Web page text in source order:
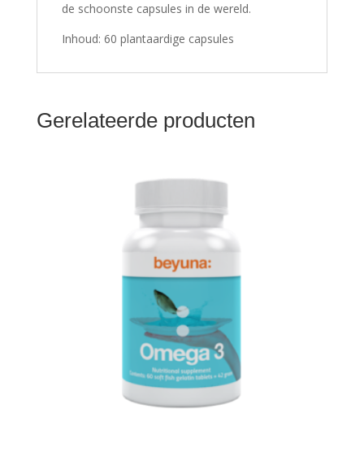
de schoonste capsules in de wereld.
Inhoud: 60 plantaardige capsules
Gerelateerde producten